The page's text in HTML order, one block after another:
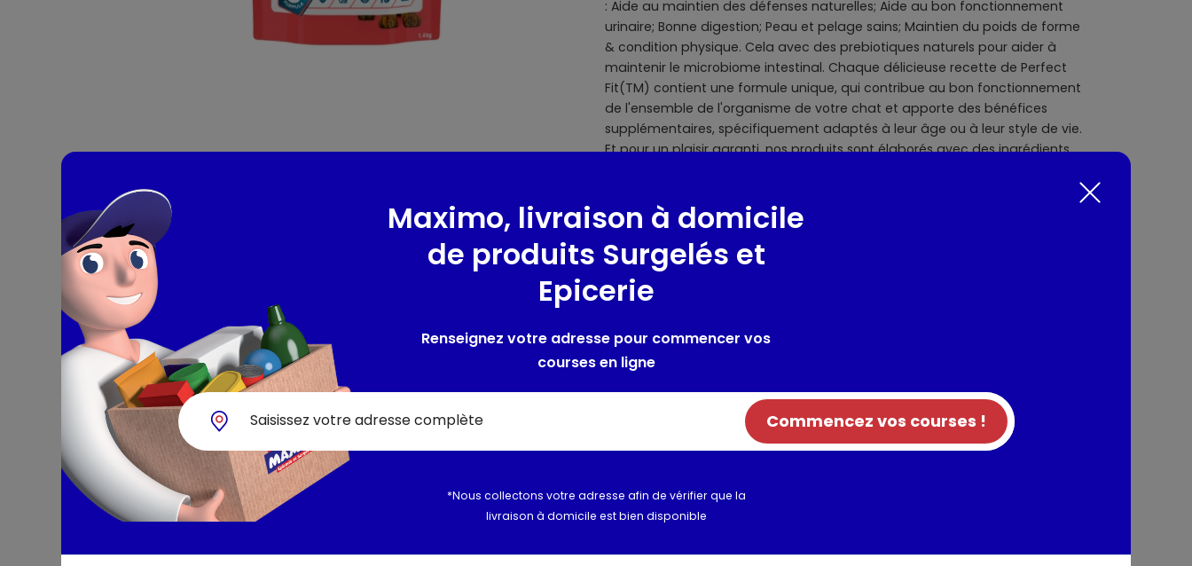
: Aide au maintien des défenses naturelles; Aide au bon fonctionnement
urinaire; Bonne digestion; Peau et pelage sains; Maintien du poids de forme
& condition physique. Cela avec des prebiotiques naturels pour aider à
maintenir le microbiome intestinal. Chaque délicieuse recette de Perfect
Fit(TM) contient une formule unique, qui contribue au bon fonctionnement
de l'ensemble de l'organisme de votre chat et apporte des bénéfices
supplémentaires, spécifiquement adaptés à leur âge ou à leur style de vie.
Et pour un plaisir garanti, nos produits sont élaborés avec des ingrédients
Race de l'animal domestique : Tous chats
Utilisation et conservation
Composition / Ingrédients / Allergènes
Composition: viandes et sous-produits animaux (dont boeuf 14%), blé,
d'origine végétale, substances minérales, levures (dont levure de bière
naturelle 0.2%).
13.5 mg, Vitamine B?: 23.1 mg, Vitamine B?: 6.0 mg, Vitamine C: 193 mg,
Vitamine D3: 750 UI, Vitamine E: 100 mg, Taurine: 1290 mg, Cuivre (Sulfate
de cuivre (II) pentahydraté): 5.4 mg, Iode (Iodure de potassium): 1.4 mg,
mg, Zinc (Sulfate de zinc, monohydraté): 76.5 mg.
Maximo, livraison à domicile
de produits Surgelés et
Epicerie
Renseignez votre adresse pour commencer vos
courses en ligne
Commencez vos courses !
*Nous collectons votre adresse afin de vérifier que la
livraison à domicile est bien disponible